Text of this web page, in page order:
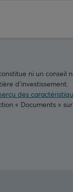
ni un conseil
d’investissement.
des
« Documents » sur